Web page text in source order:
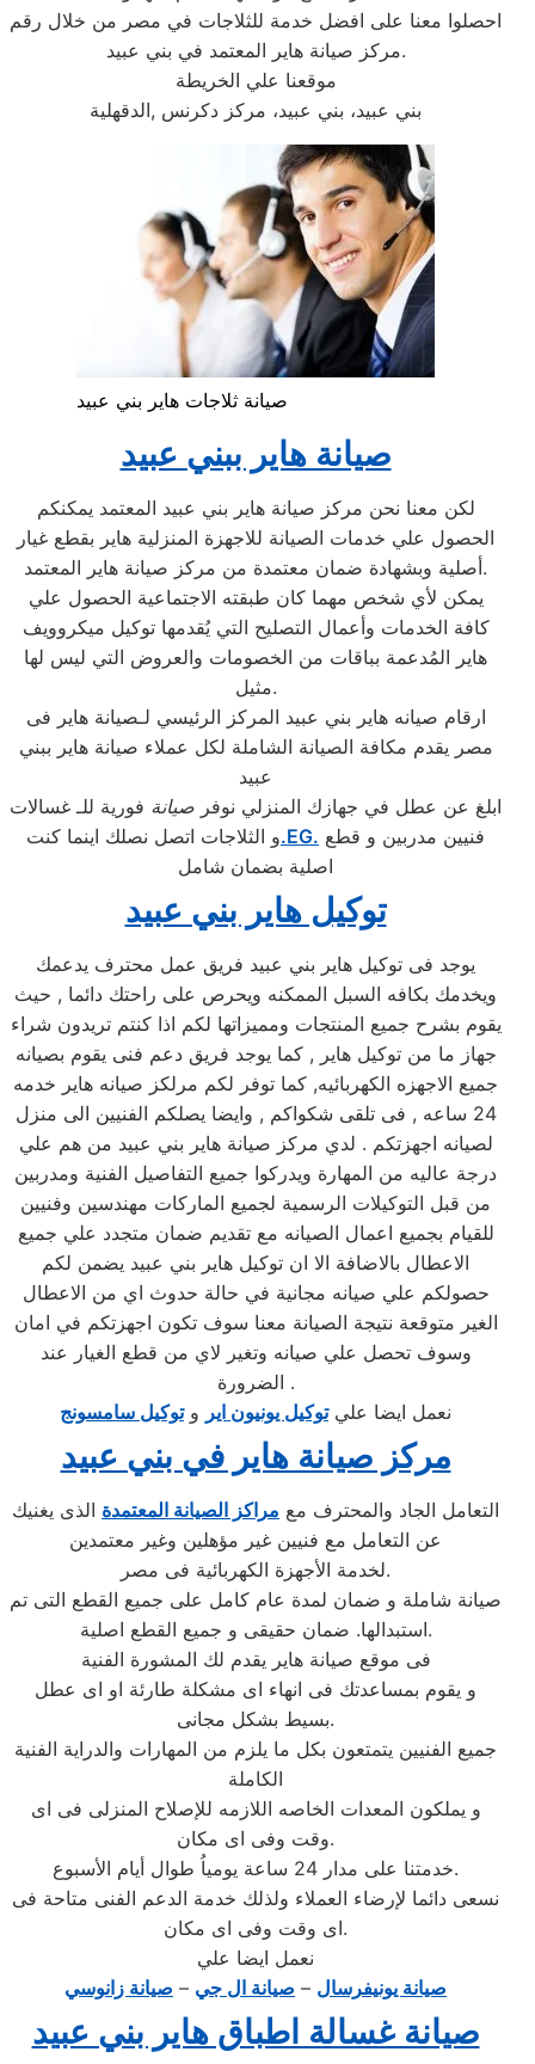
احصلوا معنا على افضل خدمة للثلاجات في مصر من خلال رقم
مركز صيانة هاير المعتمد في بني عبيد.
موقعنا علي الخريطة
بني عبيد، بني عبيد، مركز دكرنس ,الدقهلية
صيانة ثلاجات هاير بني عبيد
صيانة هاير ببني عبيد
لكن معنا نحن مركز صيانة هاير بني عبيد المعتمد يمكنكم
الحصول علي خدمات الصيانة للاجهزة المنزلية هاير بقطع غيار
أصلية وبشهادة ضمان معتمدة من مركز صيانة هاير المعتمد.
يمكن لأي شخص مهما كان طبقته الاجتماعية الحصول علي
كافة الخدمات وأعمال التصليح التي يُقدمها توكيل ميكروويف
هاير المُدعمة بباقات من الخصومات والعروض التي ليس لها
مثيل.
ارقام صيانه هاير بني عبيد المركز الرئيسي لـصيانة هاير فى
مصر يقدم مكافة الصيانة الشاملة لكل عملاء صيانة هاير ببني
عبيد
ابلغ عن عطل في جهازك المنزلي نوفر صيانة فورية للـ غسالات
و الثلاجات اتصل نصلك اينما كنت.EG.
اصلية بضمان شامل
توكيل هاير بني عبيد
يوجد فى توكيل هاير بني عبيد فريق عمل محترف يدعمك
ويخدمك بكافه السبل الممكنه ويحرص على راحتك دائما , حيث
يقوم بشرح جميع المنتجات ومميزاتها لكم اذا كنتم تريدون شراء
جهاز ما من توكيل هاير , كما يوجد فريق دعم فنى يقوم بصيانه
جميع الاجهزه الكهربائيه, كما توفر لكم مرلكز صيانه هاير خدمه
24 ساعه , فى تلقى شكواكم , وايضا يصلكم الفنيين الى منزل
لصيانه اجهزتكم . لدي مركز صيانة هاير بني عبيد من هم علي
درجة عاليه من المهارة ويدركوا جميع التفاصيل الفنية ومدربين
من قبل التوكيلات الرسمية لجميع الماركات مهندسين وفنيين
للقيام بجميع اعمال الصيانه مع تقديم ضمان متجدد علي جميع
الاعطال بالاضافة الا ان توكيل هاير بني عبيد يضمن لكم
حصولكم علي صيانه مجانية في حالة حدوث اي من الاعطال
الغير متوقعة نتيجة الصيانة معنا سوف تكون اجهزتكم في امان
وسوف تحصل علي صيانه وتغير لاي من قطع الغيار عند
الضرورة .
نعمل ايضا عليتوكيل يونيون اير وتوكيل سامسونج
مركز صيانة هاير في بني عبيد
التعامل الجاد والمحترف مع مراكز الصيانة المعتمدة الذى يغنيك
عن التعامل مع فنيين غير مؤهلين وغير معتمدين
لخدمة الأجهزة الكهربائية فى مصر.
صيانة شاملة و ضمان لمدة عام كامل على جميع القطع التى تم
استبدالها. ضمان حقيقى و جميع القطع اصلية.
فى موقع صيانة هاير يقدم لك المشورة الفنية
و يقوم بمساعدتك فى انهاء اى مشكلة طارئة او اى عطل
بسيط بشكل مجانى.
جميع الفنيين يتمتعون بكل ما يلزم من المهارات والدراية الفنية
الكاملة
و يملكون المعدات الخاصه اللازمه للإصلاح المنزلى فى اى
وقت وفى اى مكان.
خدمتنا على مدار 24 ساعة يومياُ طوال أيام الأسبوع.
نسعى دائما لإرضاء العملاء ولذلك خدمة الدعم الفنى متاحة فى
اى وقت وفى اى مكان.
نعمل ايضا علي
صيانة يونيفرسال – صيانة ال جي – صيانة زانوسي
صيانة غسالة اطباق هاير بني عبيد